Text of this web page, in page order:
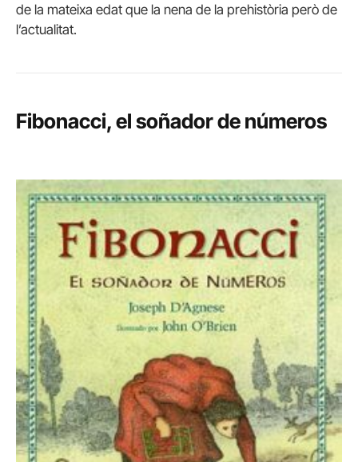
de la mateixa edat que la nena de la prehistòria però de
l’actualitat.
Fibonacci, el soñador de números